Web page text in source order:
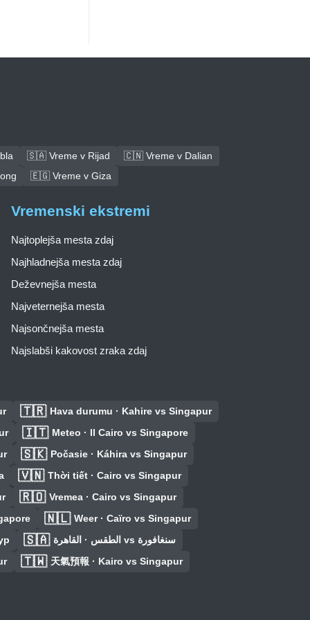
🇸🇦 Vreme v Rijad
🇨🇳 Vreme v Dalian
🇪🇬 Vreme v Giza
Vremenski ekstremi
Najtoplejša mesta zdaj
Najhladnejša mesta zdaj
Deževnejša mesta
Najveternejša mesta
Najsončnejša mesta
Najslabši kakovost zraka zdaj
🇹🇷 Hava durumu · Kahire vs Singapur
🇮🇹 Meteo · Il Cairo vs Singapore
🇸🇰 Počasie · Káhira vs Singapur
🇻🇳 Thời tiết · Cairo vs Singapur
🇷🇴 Vremea · Cairo vs Singapur
🇳🇱 Weer · Caïro vs Singapur
🇸🇦
الطقس · القاهرة vs سنغافورة
🇹🇼 天氣預報 · Kairo vs Singapur